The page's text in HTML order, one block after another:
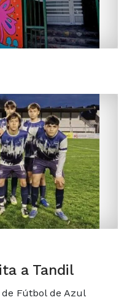
a Tandil
Fútbol de Azul